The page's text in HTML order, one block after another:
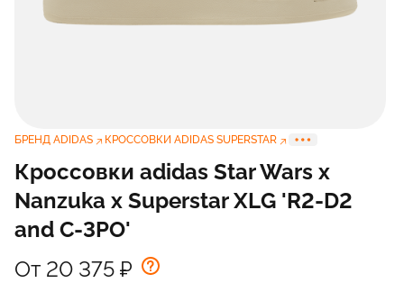
БРЕНД ADIDAS КРОССОВКИ ADIDAS SUPERSTAR
Кроссовки adidas Star Wars x
Nanzuka x Superstar XLG 'R2-D2
and C-3PO'
От 20 375 ₽